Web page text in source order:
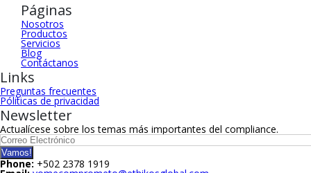
Páginas
Nosotros
Productos
Servicios
Blog
Contáctanos
Links
Preguntas frecuentes
Póliticas de privacidad
Newsletter
Actualícese sobre los temas más importantes del compliance.
Phone: +502 2378 1919